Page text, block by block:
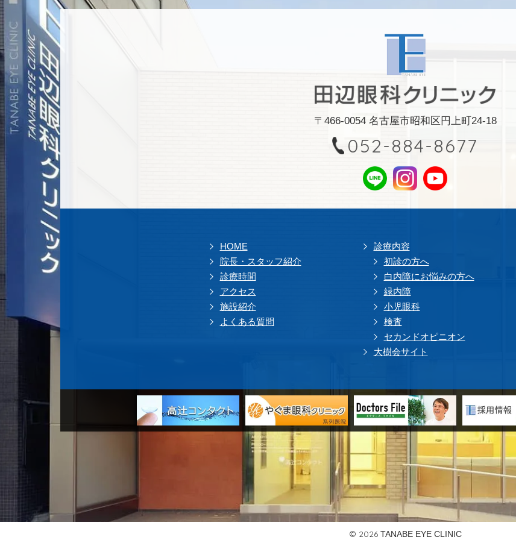
〒466-0054 名古屋市昭和区円上町24-18
052-884-8677
HOME
院長・スタッフ紹介
診療時間
アクセス
施設紹介
よくある質問
診療内容
初診の方へ
白内障にお悩みの方へ
緑内障
小児眼科
検査
セカンドオピニオン
大樹会サイト
© 2026TANABE EYE CLINIC